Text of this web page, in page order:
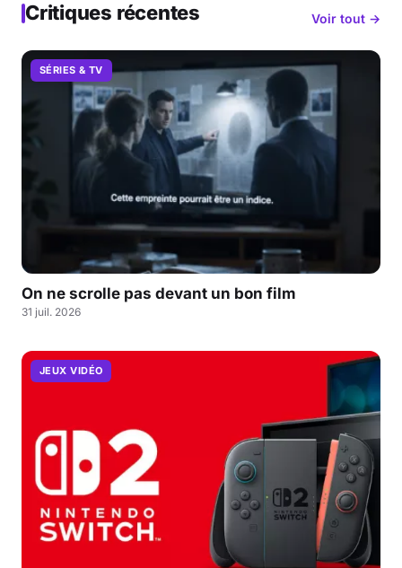
Critiques récentes Voir tout →
SÉRIES & TV
On ne scrolle pas devant un bon film
31 juil. 2026
JEUX VIDÉO